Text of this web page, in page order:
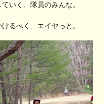
いく、隊員のみんな。
るべく、エイヤっと。